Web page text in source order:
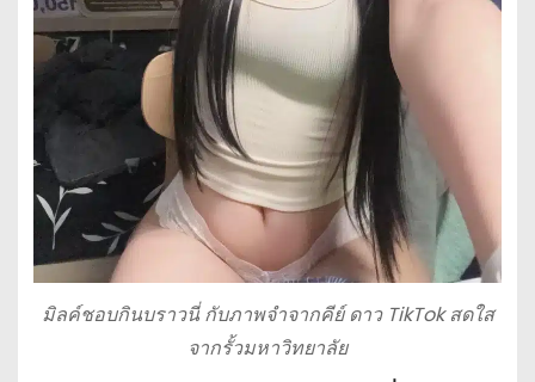
มิลค์ชอบกินบราวนี่ กับภาพจำจากคีย์ ดาว TikTok สดใส
จากรั้วมหาวิทยาลัย